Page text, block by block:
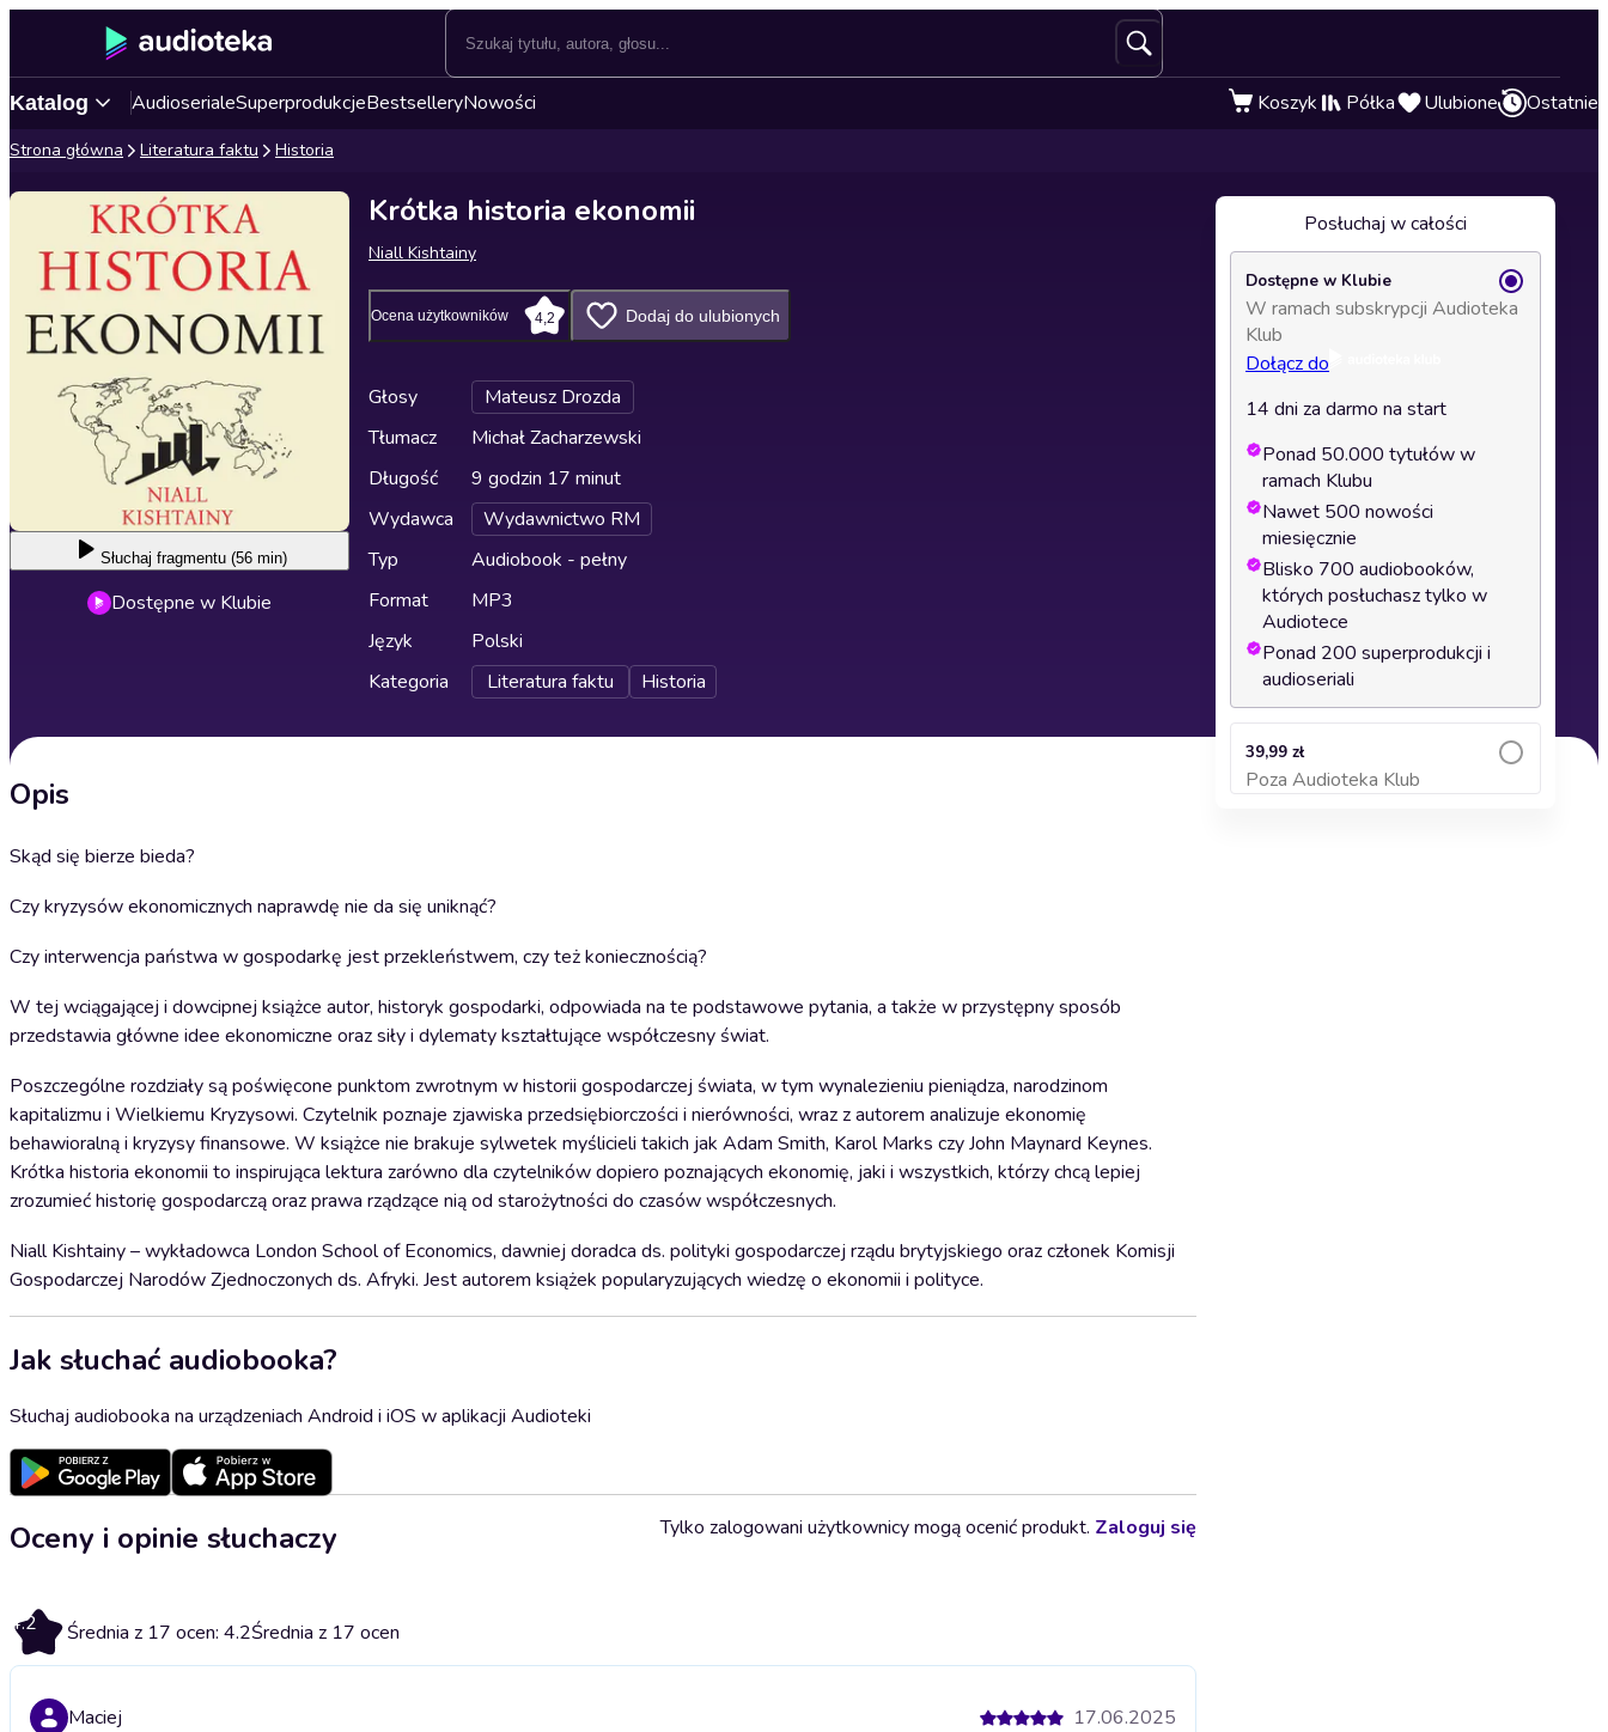
Katalog AudioserialeSuperprodukcjeBestselleryNowości Koszyk Półka Ulubione Ostatnie
Strona główna Literatura faktu Historia
Słuchaj fragmentu (56 min)
Dostępne w Klubie
Krótka historia ekonomii
Niall Kishtainy
Ocena użytkowników 4,2 Dodaj do ulubionych
Głosy
Mateusz Drozda
Tłumacz
Michał Zacharzewski
Długość
9 godzin 17 minut
Wydawca
Wydawnictwo RM
Typ
Audiobook - pełny
Format
MP3
Język
Polski
Kategoria
Literatura faktu Historia
Opis
Skąd się bierze bieda?
Czy kryzysów ekonomicznych naprawdę nie da się uniknąć?
Czy interwencja państwa w gospodarkę jest przekleństwem, czy też koniecznością?
W tej wciągającej i dowcipnej książce autor, historyk gospodarki, odpowiada na te podstawowe pytania, a także w przystępny sposób
przedstawia główne idee ekonomiczne oraz siły i dylematy kształtujące współczesny świat.
Poszczególne rozdziały są poświęcone punktom zwrotnym w historii gospodarczej świata, w tym wynalezieniu pieniądza, narodzinom
kapitalizmu i Wielkiemu Kryzysowi. Czytelnik poznaje zjawiska przedsiębiorczości i nierówności, wraz z autorem analizuje ekonomię
behawioralną i kryzysy finansowe. W książce nie brakuje sylwetek myślicieli takich jak Adam Smith, Karol Marks czy John Maynard Keynes.
Krótka historia ekonomii to inspirująca lektura zarówno dla czytelników dopiero poznających ekonomię, jaki i wszystkich, którzy chcą lepiej
zrozumieć historię gospodarczą oraz prawa rządzące nią od starożytności do czasów współczesnych.
Niall Kishtainy – wykładowca London School of Economics, dawniej doradca ds. polityki gospodarczej rządu brytyjskiego oraz członek Komisji
Gospodarczej Narodów Zjednoczonych ds. Afryki. Jest autorem książek popularyzujących wiedzę o ekonomii i polityce.
Jak słuchać audiobooka?
Słuchaj audiobooka na urządzeniach Android i iOS w aplikacji Audioteki
Oceny i opinie słuchaczy
4.2 Średnia z 17 ocen: 4.2Średnia z 17 ocen
Tylko zalogowani użytkownicy mogą ocenić produkt. Zaloguj się
Maciej 17.06.2025
Posłuchaj w całości
Dostępne w Klubie
W ramach subskrypcji Audioteka
Klub
Dołącz do
14 dni za darmo na start
Ponad 50.000 tytułów w
ramach Klubu
Nawet 500 nowości
miesięcznie
Blisko 700 audiobooków,
których posłuchasz tylko w
Audiotece
Ponad 200 superprodukcji i
audioseriali
39,99 zł
Poza Audioteka Klub
Dodaj do koszyka